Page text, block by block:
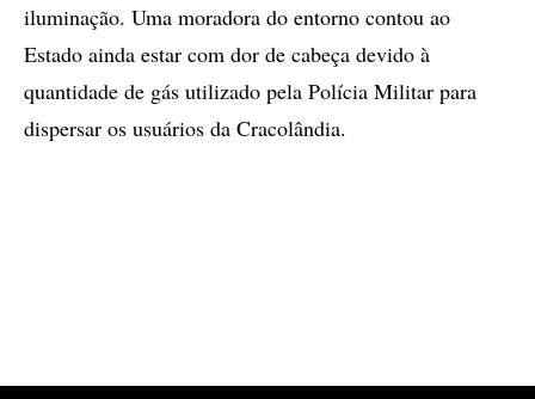
iluminação. Uma moradora do entorno contou ao
Estado ainda estar com dor de cabeça devido à
quantidade de gás utilizado pela Polícia Militar para
dispersar os usuários da Cracolândia.